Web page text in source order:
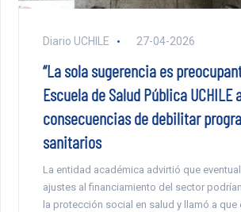
Diario UCHILE 27-04-2026
“La sola sugerencia es
Escuela de Salud Pública UCHILE
consecuencias de debilitar
sanitarios
La entidad académica advirtió que
ajustes al financiamiento del sector
la protección social en salud y llamó a que